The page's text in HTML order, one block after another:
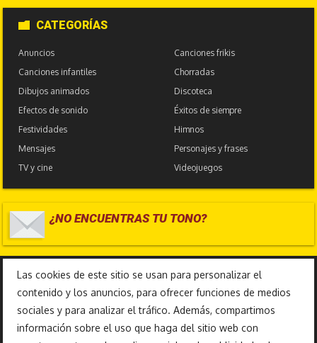
CATEGORÍAS
Anuncios
Canciones frikis
Canciones infantiles
Chorradas
Dibujos animados
Discoteca
Efectos de sonido
Éxitos de siempre
Festividades
Himnos
Mensajes
Personajes y frases
TV y cine
Videojuegos
¿NO ENCUENTRAS TU TONO?
Las cookies de este sitio se usan para personalizar el
contenido y los anuncios, para ofrecer funciones de medios
sociales y para analizar el tráfico. Además, compartimos
información sobre el uso que haga del sitio web con